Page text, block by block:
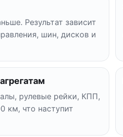
Результат зависит
шин, дисков и
рулевые рейки, КПП,
что наступит